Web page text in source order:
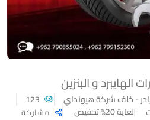
الهايبرد و البنزين
- خلف شركة هيونداي
لغاية 20% تخفيض مشاركة